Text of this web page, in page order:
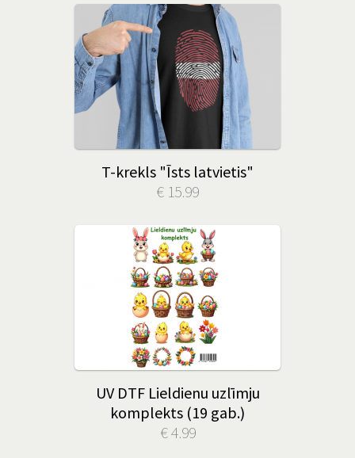
T-krekls "Īsts latvietis"
€ 15.99
UV DTF Lieldienu uzlīmju
komplekts (19 gab.)
€ 4.99